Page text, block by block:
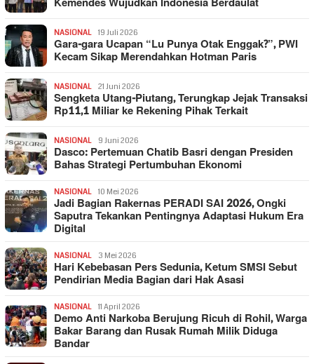
NASIONAL 19 Juli 2026
Gara-gara Ucapan “Lu Punya Otak Enggak?”, PWI
Kecam Sikap Merendahkan Hotman Paris
NASIONAL 21 Juni 2026
Sengketa Utang-Piutang, Terungkap Jejak Transaksi
Rp11,1 Miliar ke Rekening Pihak Terkait
NASIONAL 9 Juni 2026
Dasco: Pertemuan Chatib Basri dengan Presiden
Bahas Strategi Pertumbuhan Ekonomi
NASIONAL 10 Mei 2026
Jadi Bagian Rakernas PERADI SAI 2026, Ongki
Saputra Tekankan Pentingnya Adaptasi Hukum Era
Digital
NASIONAL 3 Mei 2026
Hari Kebebasan Pers Sedunia, Ketum SMSI Sebut
Pendirian Media Bagian dari Hak Asasi
NASIONAL 11 April 2026
Demo Anti Narkoba Berujung Ricuh di Rohil, Warga
Bakar Barang dan Rusak Rumah Milik Diduga
Bandar